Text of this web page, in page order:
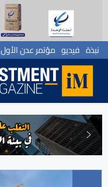
نبذة فيديو مؤتمر عدن الأول